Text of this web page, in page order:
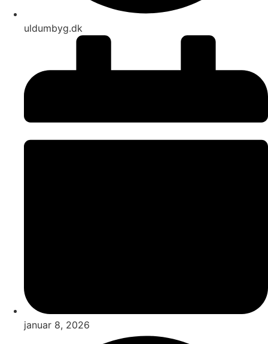
uldumbyg.dk
januar 8, 2026